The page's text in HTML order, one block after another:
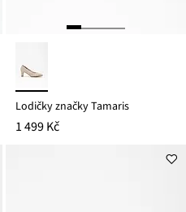
Lodičky značky Tamaris
1 499 Kč